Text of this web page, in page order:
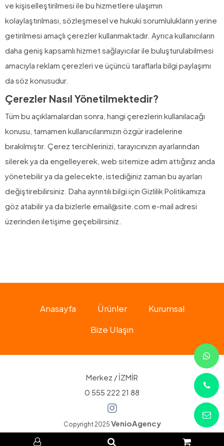
ve kişiselleştirilmesi ile bu hizmetlere ulaşımın
kolaylaştırılması, sözleşmesel ve hukuki sorumlulukların yerine
getirilmesi amaçlı çerezler kullanmaktadır. Ayrıca kullanıcıların
daha geniş kapsamlı hizmet sağlayıcılar ile buluşturulabilmesi
amacıyla reklam çerezleri ve üçüncü taraflarla bilgi paylaşımı
da söz konusudur.
Çerezler Nasıl Yönetilmektedir?
Tüm bu açıklamalardan sonra, hangi çerezlerin kullanılacağı
konusu, tamamen kullanıcılarımızın özgür iradelerine
bırakılmıştır. Çerez tercihlerinizi, tarayıcınızın ayarlarından
silerek ya da engelleyerek, web sitemize adım attığınız anda
yönetebilir ya da gelecekte, istediğiniz zaman bu ayarları
değiştirebilirsiniz. Daha ayrıntılı bilgi için Gizlilik Politikamıza
göz atabilir ya da bizlerle email@site.com e-mail adresi
üzerinden iletişime geçebilirsiniz.
Anasayfa Ürünler
Kurumsal
Bize Ulaşın
Merkez / İZMİR
0 555 222 21 88
Copyright 2025 VenioAgency
Çerezler Politikası
Kişisel Verilerin Korunması Kanunu